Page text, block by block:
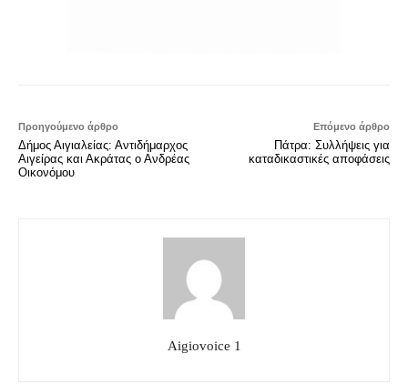
Προηγούμενο άρθρο
Δήμος Αιγιαλείας: Αντιδήμαρχος
Αιγείρας και Ακράτας ο Ανδρέας
Οικονόμου
Επόμενο άρθρο
Πάτρα: Συλλήψεις για
καταδικαστικές αποφάσεις
Aigiovoice 1